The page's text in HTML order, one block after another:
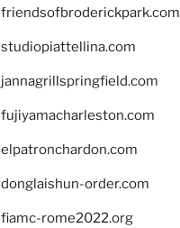
friendsofbroderickpark.com
studiopiattellina.com
jannagrillspringfield.com
fujiyamacharleston.com
elpatronchardon.com
donglaishun-order.com
fiamc-rome2022.org